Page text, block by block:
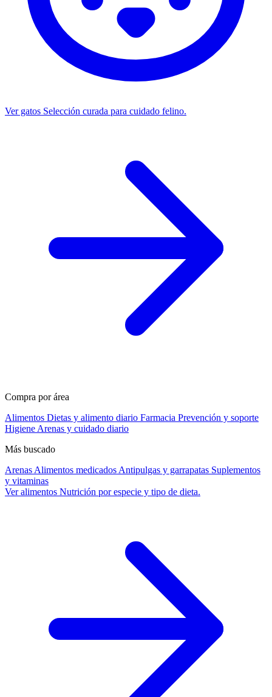
Ver gatos Selección curada para cuidado felino.
Compra por área
Alimentos Dietas y alimento diario Farmacia Prevención y soporte
Higiene Arenas y cuidado diario
Más buscado
Arenas Alimentos medicados Antipulgas y garrapatas Suplementos
y vitaminas
Ver alimentos Nutrición por especie y tipo de dieta.